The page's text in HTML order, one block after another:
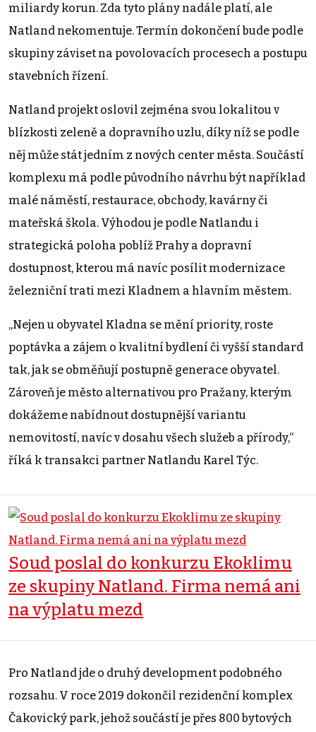
miliardy korun. Zda tyto plány nadále platí, ale
Natland nekomentuje. Termín dokončení bude podle
skupiny záviset na povolovacích procesech a postupu
stavebních řízení.
Natland projekt oslovil zejména svou lokalitou v
blízkosti zeleně a dopravního uzlu, díky níž se podle
něj může stát jedním z nových center města. Součástí
komplexu má podle původního návrhu být například
malé náměstí, restaurace, obchody, kavárny či
mateřská škola. Výhodou je podle Natlandu i
strategická poloha poblíž Prahy a dopravní
dostupnost, kterou má navíc posílit modernizace
železniční trati mezi Kladnem a hlavním městem.
„Nejen u obyvatel Kladna se mění priority, roste
poptávka a zájem o kvalitní bydlení či vyšší standard
tak, jak se obměňují postupně generace obyvatel.
Zároveň je město alternativou pro Pražany, kterým
dokážeme nabídnout dostupnější variantu
nemovitostí, navíc v dosahu všech služeb a přírody,“
říká k transakci partner Natlandu Karel Týc.
Soud poslal do konkurzu Ekoklimu
ze skupiny Natland. Firma nemá ani
na výplatu mezd
Pro Natland jde o druhý development podobného
rozsahu. V roce 2019 dokončil rezidenční komplex
Čakovický park, jehož součástí je přes 800 bytových